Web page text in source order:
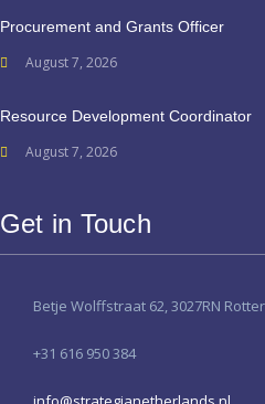
Procurement and Grants Officer
August 7, 2026
Resource Development Coordinator
August 7, 2026
Get in Touch
Betje Wolffstraat 62, 3027RN
+31 616 950 384